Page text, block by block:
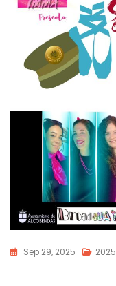
Sep 29, 2025 2025